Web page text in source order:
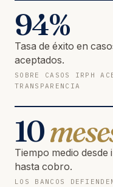
94%
Tasa de éxito en
aceptados.
SOBRE CASOS IRPH
TRANSPARENCIA
10
Tiempo medio desde
hasta cobro.
LOS BANCOS